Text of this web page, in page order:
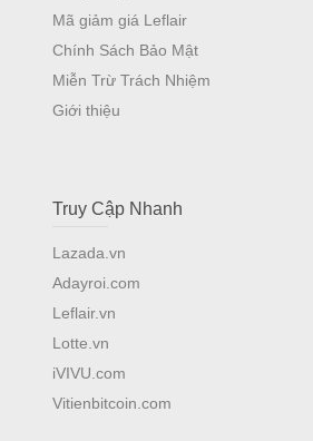
Mã giảm giá Leflair
Chính Sách Bảo Mật
Miễn Trừ Trách Nhiệm
Giới thiệu
Truy Cập Nhanh
Lazada.vn
Adayroi.com
Leflair.vn
Lotte.vn
iVIVU.com
Vitienbitcoin.com